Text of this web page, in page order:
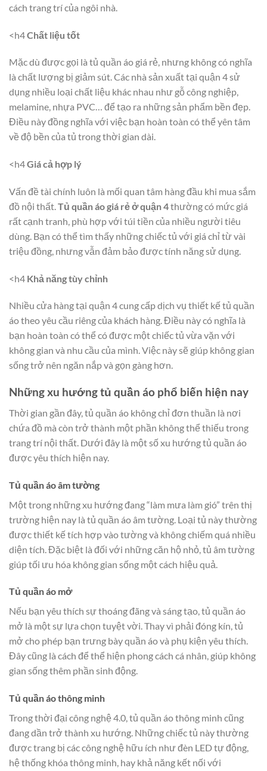
cách trang trí của ngôi nhà.
<h4Chất liệu tốt
Mặc dù được gọi là tủ quần áo giá rẻ, nhưng không có nghĩa
là chất lượng bị giảm sút. Các nhà sản xuất tại quận 4 sử
dụng nhiều loại chất liệu khác nhau như gỗ công nghiệp,
melamine, nhựa PVC… để tạo ra những sản phẩm bền đẹp.
Điều này đồng nghĩa với việc bạn hoàn toàn có thể yên tâm
về độ bền của tủ trong thời gian dài.
<h4Giá cả hợp lý
Vấn đề tài chính luôn là mối quan tâm hàng đầu khi mua sắm
đồ nội thất.Tủ quần áo giá rẻ ở quận 4thường có mức giá
rất cạnh tranh, phù hợp với túi tiền của nhiều người tiêu
dùng. Bạn có thể tìm thấy những chiếc tủ với giá chỉ từ vài
triệu đồng, nhưng vẫn đảm bảo được tính năng sử dụng.
<h4 Khả năng tùy chỉnh
Nhiều cửa hàng tại quận 4 cung cấp dịch vụ thiết kế tủ quần
áo theo yêu cầu riêng của khách hàng. Điều này có nghĩa là
bạn hoàn toàn có thể có được một chiếc tủ vừa vặn với
không gian và nhu cầu của mình. Việc này sẽ giúp không gian
sống trở nên ngăn nắp và gọn gàng hơn.
Những xu hướng tủ quần áo phổ biến hiện nay
Thời gian gần đây, tủ quần áo không chỉ đơn thuần là nơi
chứa đồ mà còn trở thành một phần không thể thiếu trong
trang trí nội thất. Dưới đây là một số xu hướng tủ quần áo
được yêu thích hiện nay.
Tủ quần áo âm tường
Một trong những xu hướng đang “làm mưa làm gió” trên thị
trường hiện nay là tủ quần áo âm tường. Loại tủ này thường
được thiết kế tích hợp vào tường và không chiếm quá nhiều
diện tích. Đặc biệt là đối với những căn hộ nhỏ, tủ âm tường
giúp tối ưu hóa không gian sống một cách hiệu quả.
Tủ quần áo mở
Nếu bạn yêu thích sự thoáng đãng và sáng tạo, tủ quần áo
mở là một sự lựa chọn tuyệt vời. Thay vì phải đóng kín, tủ
mở cho phép bạn trưng bày quần áo và phụ kiện yêu thích.
Đây cũng là cách để thể hiện phong cách cá nhân, giúp không
gian sống thêm phần sinh động.
Tủ quần áo thông minh
Trong thời đại công nghệ 4.0, tủ quần áo thông minh cũng
đang dần trở thành xu hướng. Những chiếc tủ này thường
được trang bị các công nghệ hữu ích như đèn LED tự động,
hệ thống khóa thông minh, hay khả năng kết nối với